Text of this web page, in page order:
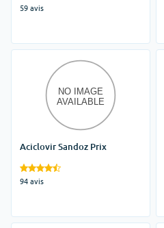
59 avis
Aciclovir Sandoz Prix
94 avis